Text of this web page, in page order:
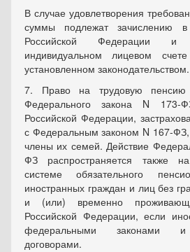
В случае удовлетворения
суммы подлежат зачислению
Российской Федерации и
индивидуальном лицевом
установленном законодательством.
7. Право на трудовую пенсию
Федерального закона N 173-
Российской Федерации,
с Федеральным законом N 167-
члены их семей. Действие
ФЗ распространяется также
системе обязательного
иностранных граждан и лиц без
и (или) временно
Российской Федерации, если
федеральными законами и
договорами.